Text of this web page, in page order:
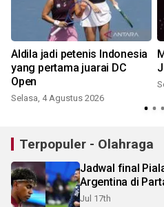
Aldila jadi petenis Indonesia
yang pertama juarai DC
Open
Selasa, 4 Agustus 2026
Terpopuler - Olahraga
Jadwal final
Argentina di
Jul 17th